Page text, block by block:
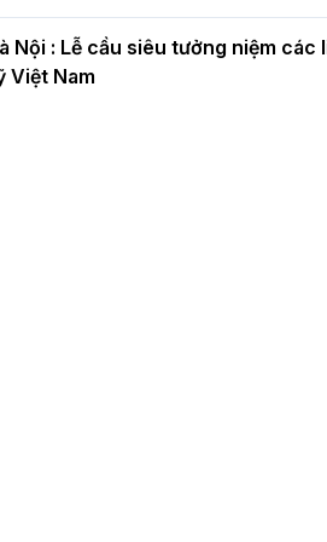
Nội : Lễ cầu siêu tưởng niệm các
Việt Nam